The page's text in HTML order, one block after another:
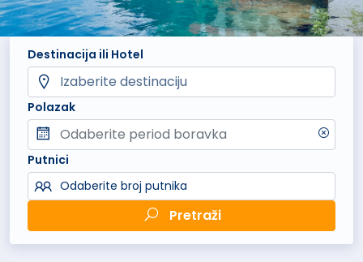
Destinacija ili Hotel
Polazak
Putnici
Odaberite broj putnika
Pretraži